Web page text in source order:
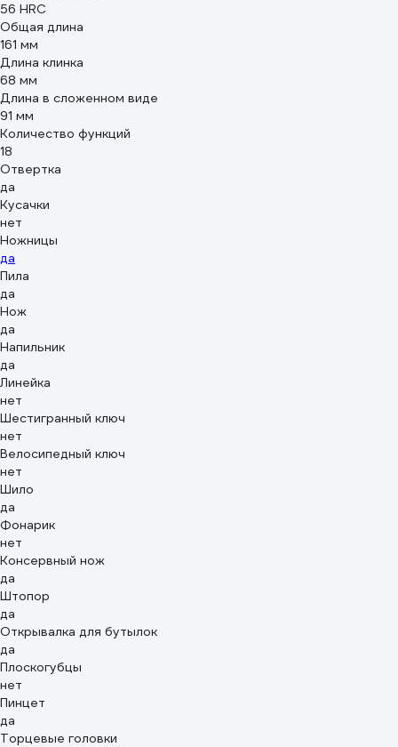
56 HRC
Общая длина
161 мм
Длина клинка
68 мм
Длина в сложенном виде
91 мм
Количество функций
18
Отвертка
да
Кусачки
нет
Ножницы
да
Пила
да
Нож
да
Напильник
да
Линейка
нет
Шестигранный ключ
нет
Велосипедный ключ
нет
Шило
да
Фонарик
нет
Консервный нож
да
Штопор
да
Открывалка для бутылок
да
Плоскогубцы
нет
Пинцет
да
Торцевые головки